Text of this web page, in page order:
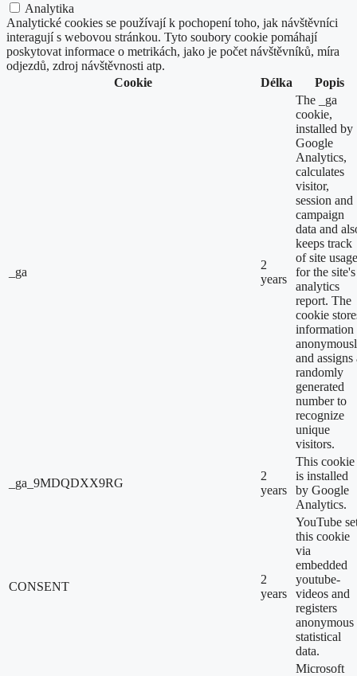
Analytika
Analytické cookies se používají k pochopení toho, jak návštěvníci
interagují s webovou stránkou. Tyto soubory cookie pomáhají
poskytovat informace o metrikách, jako je počet návštěvníků, míra
odjezdů, zdroj návštěvnosti atp.
Cookie
Délka Popis
_ga
2
years
The _ga
cookie,
installed by
Google
Analytics,
calculates
visitor,
session and
campaign
data and
keeps track
of site usage
for the site's
analytics
report. The
cookie
information
and assigns
randomly
generated
number to
recognize
unique
visitors.
_ga_9MDQDXX9RG
2
years
This cookie
is installed
by Google
Analytics.
CONSENT
2
years
YouTube
this cookie
via
embedded
youtube-
videos and
registers
anonymous
statistical
data.
Microsoft